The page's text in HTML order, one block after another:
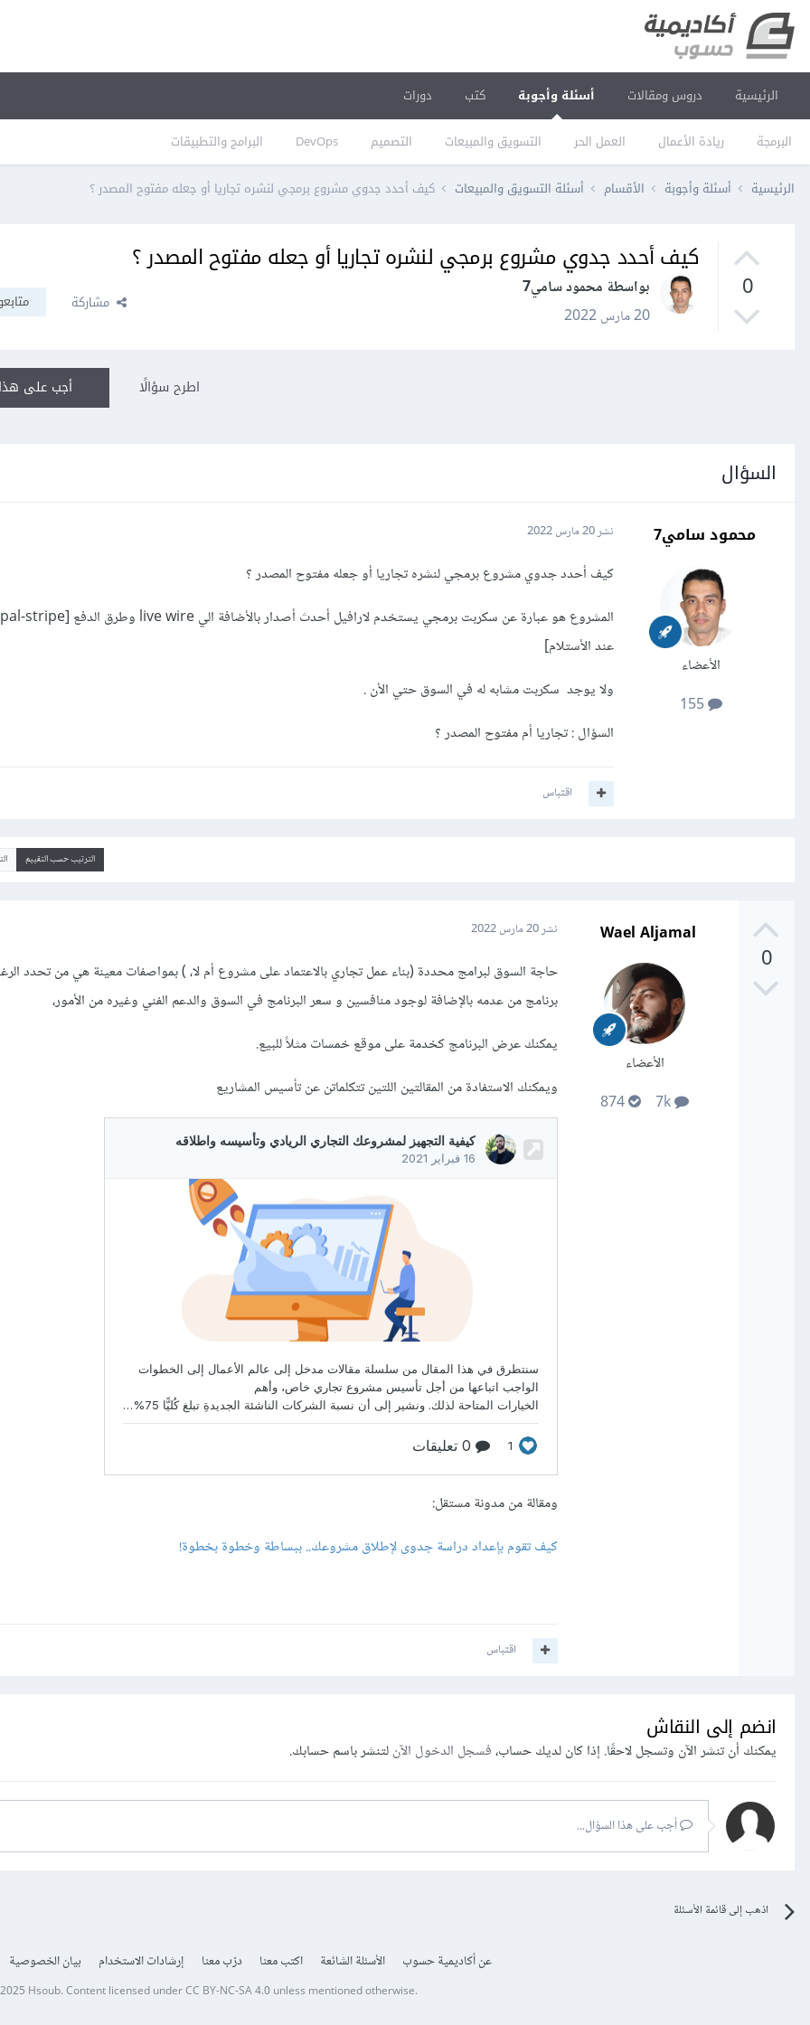
الرئيسية دروس ومقالات أسئلة وأجوبة
البرمجة ريادة الأعمال العمل الحر التسويق والمبيعات التصميم DevOps البرامج والتطبيقات
كتب دورات
الرئيسية أسئلة وأجوبة الأقسام أسئلة التسويق والمبيعات كيف أحدد جدوي مشروع برمجي لنشره تجاريا أو جعله مفتوح المصدر ؟
0
كيف أحدد جدوي مشروع برمجي لنشره تجاريا أو جعله مفتوح المصدر ؟
بواسطة محمود سامي7
20 مارس 2022
مشاركة
أجب على اطرح سؤالًا
السؤال
محمود سامي7
الأعضاء
155
نشر20 مارس 2022
كيف أحدد جدوي مشروع برمجي لنشره تجاريا أو جعله مفتوح المصدر ؟
عند الأستلام]
ولا يوجد سكربت مشابه له في السوق حتي الأن .
السؤال : تجاريا أم مفتوح المصدر ؟
اقتباس
الترتيب حسب التقييم
0
Wael Aljamal
الأعضاء
نشر20 مارس 2022
حاجة السوق لبرامج محددة (بناء عمل تجاري بالاعتماد على مشروع أم لا، ) بمواصفات معينة هي من تحدد
برنامج من عدمه بالإضافة لوجود منافسين و سعر البرنامج في السوق والدعم الفني وغيره من الأمور،
يمكنك عرض البرنامج كخدمة على موقع خمسات مثلاً للبيع.
ويمكنك الاستفادة من المقالتين اللتين تتكلماتن عن تأسيس المشاريع
ومقالة من مدونة مستقل:
كيف تقوم بإعداد دراسة جدوى لإطلاق مشروعك.. ببساطة وخطوة بخطوة!
اقتباس
انضم إلى النقاش
يمكنك أن تنشر الآن وتسجل لاحقًا. إذا كان لديك حساب،فسجل الدخول الآنلتنشر باسم حسابك.
أجب على هذا السؤال...
اذهب إلى قائمة الأسئلة
عن أكاديمية حسوب الأسئلة الشائعة اكتب معنا درّب معنا إرشادات الاستخدام بيان الخصوصية
Hsoub.Content licensed underCC BY-NC-SA 4.0unless mentioned otherwise.